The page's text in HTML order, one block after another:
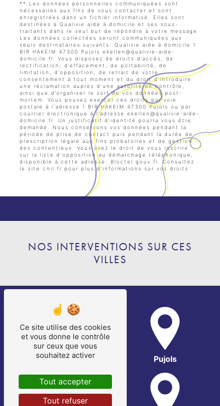
** Les données personnelles communiquées sont
nécessaires aux fins de vous contacter et sont
enregistrées dans un fichier informatisé. Elles sont
destinées à Qualivie aide à domicile et ses sous-
traitants dans le seul but de répondre à votre message.
Les données collectées seront communiquées aux
seuls destinataires suivants: Qualivie aide à domicile 1
BIR HAKEIM 47300 Pujols ekellen@qualivie-aide-
domicile.fr. Vous disposez de droits d’accès, de
rectification, d’effacement, de portabilité, de
limitation, d’opposition, de retrait de votre
consentement à tout moment et du droit d’introduire
une réclamation auprès d’une autorité de contrôle,
ainsi que d’organiser le sort de vos données post-
mortem. Vous pouvez exercer ces droits par voie
postale à l'adresse 1 BIR HAKEIM 47300 Pujols ou par
courrier électronique à l'adresse ekellen@qualivie-aide-
domicile.fr. Un justificatif d'identité pourra vous être
demandé. Nous conservons vos données pendant la
période de prise de contact puis pendant la durée de
prescription légale aux fins probatoires et de gestion
des contentieux. Vous avez le droit de vous inscrire
sur la liste d'opposition au démarchage téléphonique,
disponible à cette adresse: Bloctel.gouv.fr . Consultez
le site cnil.fr pour plus d’informations sur vos droits.
NOS INTERVENTIONS SUR CES
VILLES
Bias Pujols
Ce site utilise des cookies
et vous donne le contrôle
sur ceux que vous
souhaitez activer
Tout accepter
Tout refuser